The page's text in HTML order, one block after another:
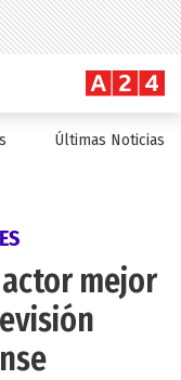
Últimas Noticias
mejor